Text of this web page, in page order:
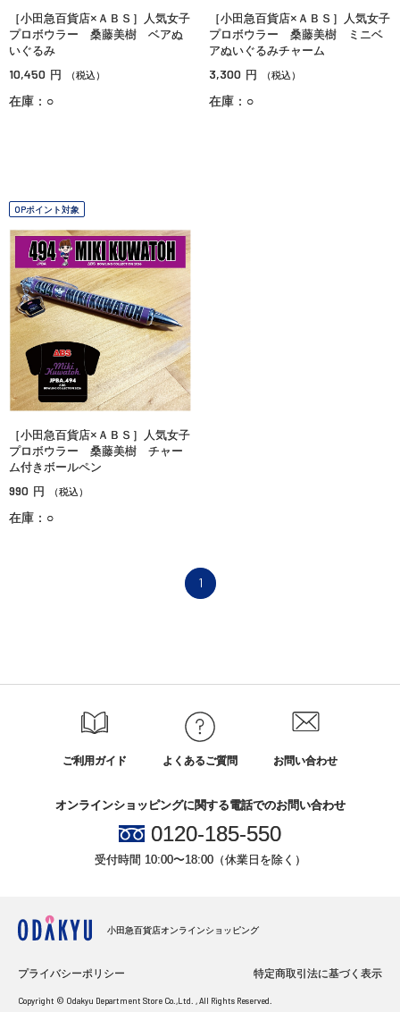
［小田急百貨店×ＡＢＳ］人気女子
プロボウラー 桑藤美樹 ベアぬ
いぐるみ
10,450 円 （税込）
在庫：○
［小田急百貨店×ＡＢＳ］人気女子
プロボウラー 桑藤美樹 ミニベ
アぬいぐるみチャーム
3,300 円 （税込）
在庫：○
OPポイント対象
［小田急百貨店×ＡＢＳ］人気女子
プロボウラー 桑藤美樹 チャー
ム付きボールペン
990 円 （税込）
在庫：○
1
ご利用ガイド よくあるご質問 お問い合わせ
オンラインショッピングに関する電話でのお問い合わせ
0120-185-550
受付時間 10:00〜18:00（休業日を除く）
小田急百貨店オンラインショッピング
プライバシーポリシー 特定商取引法に基づく表示
Copyright © Odakyu Department Store Co.,Ltd. , All Rights Reserved.